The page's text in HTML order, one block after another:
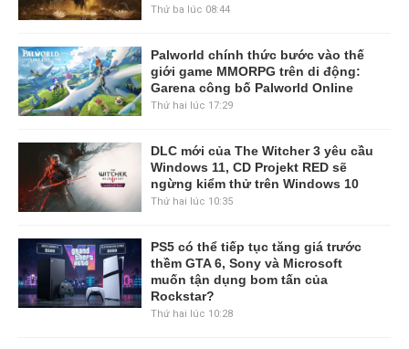
Thứ ba lúc 08:44
Palworld chính thức bước vào thế
giới game MMORPG trên di động:
Garena công bố Palworld Online
Thứ hai lúc 17:29
DLC mới của The Witcher 3 yêu cầu
Windows 11, CD Projekt RED sẽ
ngừng kiểm thử trên Windows 10
Thứ hai lúc 10:35
PS5 có thể tiếp tục tăng giá trước
thềm GTA 6, Sony và Microsoft
muốn tận dụng bom tấn của
Rockstar?
Thứ hai lúc 10:28